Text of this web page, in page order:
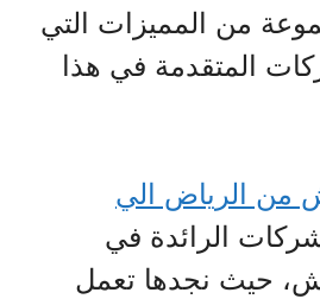
من المميزات التي
المتقدمة في هذا
الرياض الي
الرائدة في
حيث نجدها تعمل